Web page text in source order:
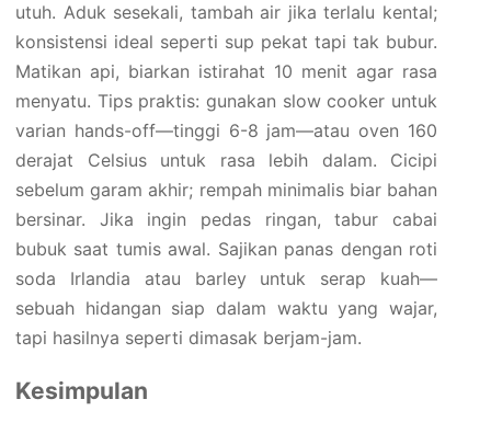
utuh. Aduk sesekali, tambah air jika terlalu kental;
konsistensi ideal seperti sup pekat tapi tak bubur.
Matikan api, biarkan istirahat 10 menit agar rasa
menyatu. Tips praktis: gunakan slow cooker untuk
varian hands-off—tinggi 6-8 jam—atau oven 160
derajat Celsius untuk rasa lebih dalam. Cicipi
sebelum garam akhir; rempah minimalis biar bahan
bersinar. Jika ingin pedas ringan, tabur cabai
bubuk saat tumis awal. Sajikan panas dengan roti
soda Irlandia atau barley untuk serap kuah—
sebuah hidangan siap dalam waktu yang wajar,
tapi hasilnya seperti dimasak berjam-jam.
Kesimpulan